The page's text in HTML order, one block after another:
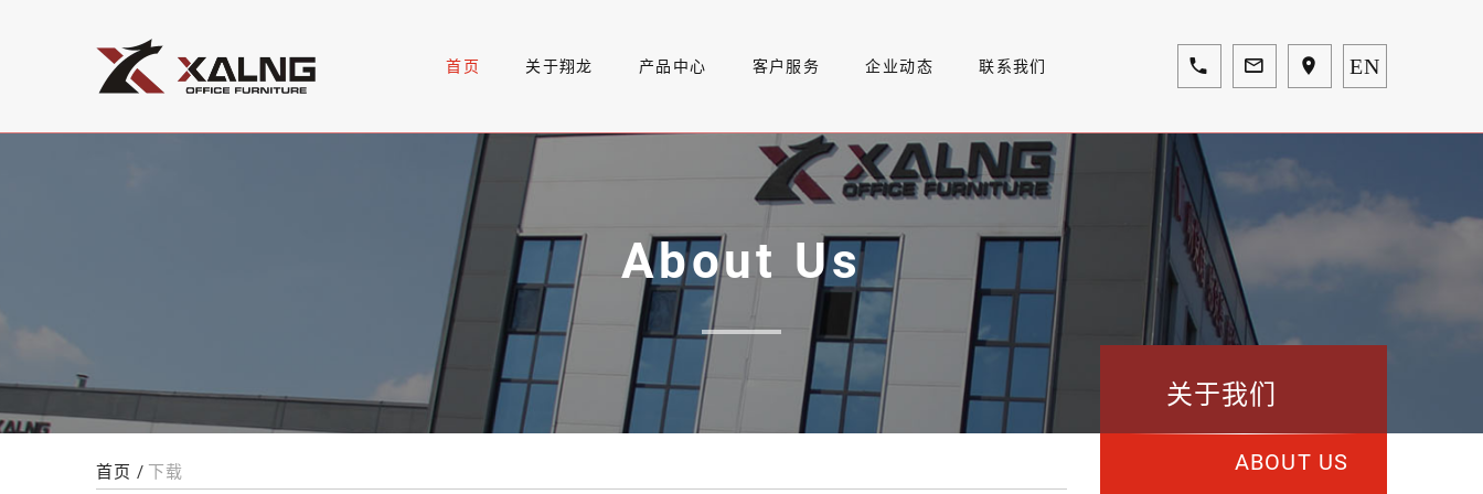
首页 关于翔龙 产品中心 客户服务 企业动态 联系我们 EN
About Us
首页 下载
关于我们
ABOUT US